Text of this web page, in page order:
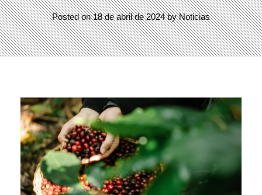
Posted on 18 de abril de 2024 by Noticias